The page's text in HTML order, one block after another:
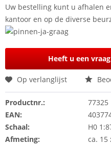
Uw bestelling kunt u afhalen
kantoor en op de diverse
Heeft u een
Op verlanglijst
Productnr.:
77325
EAN:
Schaal:
H0
Afmeting:
ca. 15